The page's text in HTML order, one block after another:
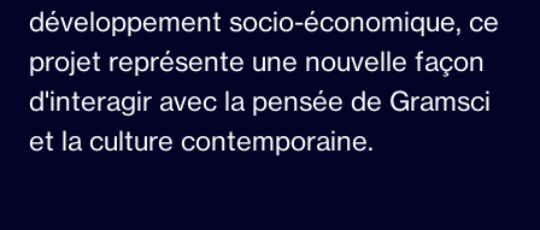
développement socio-économique, ce
projet représente une nouvelle façon
d'interagir avec la pensée de Gramsci
et la culture contemporaine.